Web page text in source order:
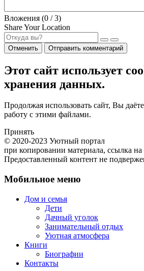
Вложения (0 / 3)
Share Your Location
Отменить Отправить комментарий
Этот сайт использует
хранения данных.
Продолжая использовать сайт, Вы
работу с этими файлами.
Принять
© 2020-2023 Уютный портал
при копировании материала, ссылка на
Предоставленный контент не
Мобильное меню
Дом и семья
Дети
Дачный уголок
Занимательный отдых
Уютная атмосфера
Книги
Биографии
Контакты